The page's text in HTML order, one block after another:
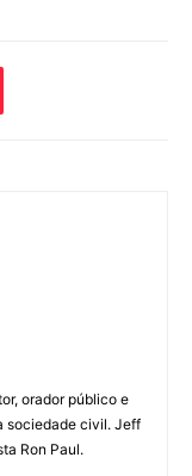
orador público e
sociedade civil. Jeff
Ron Paul.